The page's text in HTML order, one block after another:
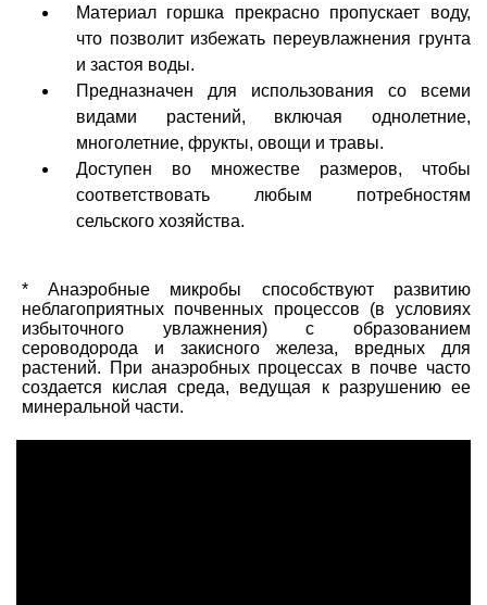
Материал горшка прекрасно пропускает воду,
что позволит избежать переувлажнения грунта
и застоя воды.
Предназначен для использования со всеми
видами растений, включая однолетние,
многолетние, фрукты, овощи и травы.
Доступен во множестве размеров, чтобы
соответствовать любым потребностям
сельского хозяйства.
* Анаэробные микробы способствуют развитию
неблагоприятных почвенных процессов (в условиях
избыточного увлажнения) с образованием
сероводорода и закисного железа, вредных для
растений. При анаэробных процессах в почве часто
создается кислая среда, ведущая к разрушению ее
минеральной части.